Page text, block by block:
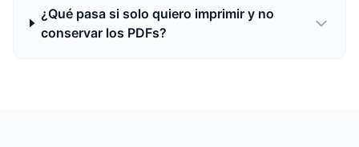
¿Qué pasa si solo quiero imprimir y no
conservar los PDFs?